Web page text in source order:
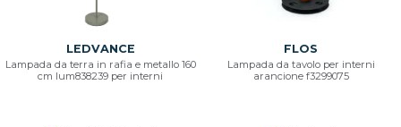
LEDVANCE
Lampada da terra in rafia e metallo 160
cm lum838239 per interni
FLOS
Lampada da tavolo per interni
arancione f3299075